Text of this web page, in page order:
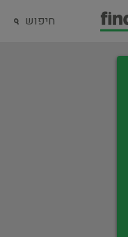
חיפוש